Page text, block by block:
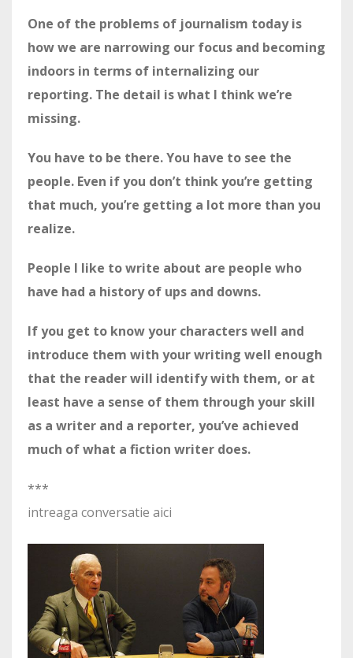
One of the problems of journalism today is
how we are narrowing our focus and becoming
indoors in terms of internalizing our
reporting. The detail is what I think we’re
missing.
You have to be there. You have to see the
people. Even if you don’t think you’re getting
that much, you’re getting a lot more than you
realize.
People I like to write about are people who
have had a history of ups and downs.
If you get to know your characters well and
introduce them with your writing well enough
that the reader will identify with them, or at
least have a sense of them through your skill
as a writer and a reporter, you’ve achieved
much of what a fiction writer does.
***
intreaga conversatie aici